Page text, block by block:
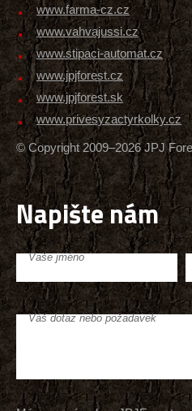
www.farma-cz.cz
www.vahvajussi.cz
www.stipaci-automat.cz
www.jpjforest.cz
www.jpjforest.sk
www.privesyzactyrkolky.cz
© Copyright 2009–2026 JPJ
Napište nám
Vaše jméno
Váš dotaz nebo požadavek